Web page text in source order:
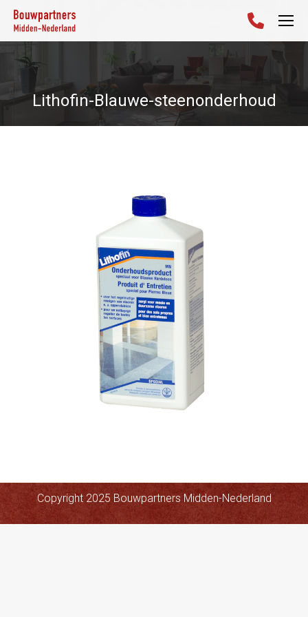
Lithofin-Blauwe-steenonderhoud
Copyright 2025 Bouwpartners Midden-Nederland